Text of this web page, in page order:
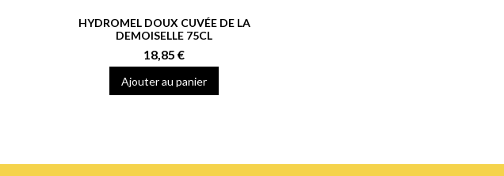
HYDROMEL DOUX CUVÉE DE LA
DEMOISELLE 75CL
18,85 €
Ajouter au panier